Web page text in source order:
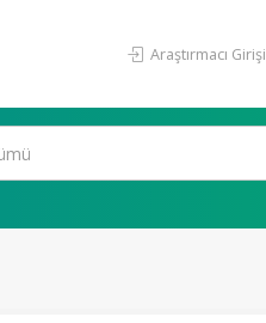
Araştırmacı Girişi